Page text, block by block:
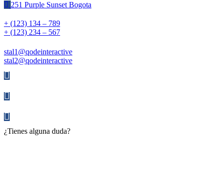
251 Purple Sunset Bogota
+ (123) 134 – 789
+ (123) 234 – 567
stal1@qodeinteractive
stal2@qodeinteractive
¿Tienes alguna duda?